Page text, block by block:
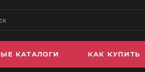
КАТАЛОГИ КАК КУПИТЬ